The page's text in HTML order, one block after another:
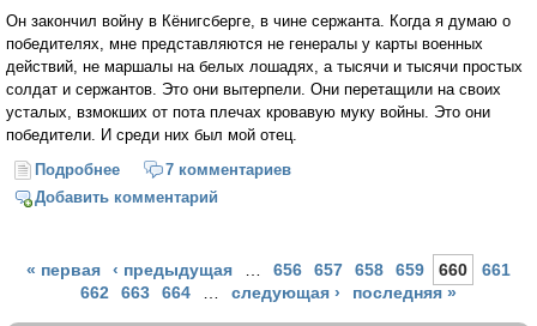
Он закончил войну в Кёнигсберге, в чине сержанта. Когда я думаю о
победителях, мне представляются не генералы у карты военных
действий, не маршалы на белых лошадях, а тысячи и тысячи простых
солдат и сержантов. Это они вытерпели. Они перетащили на своих
усталых, взмокших от пота плечах кровавую муку войны. Это они
победители. И среди них был мой отец.
Подробнее о Защитить победителей
7 комментариев
Добавить комментарий
Страницы
« первая ‹ предыдущая 656 657 658 659 660
661
662
663 664 следующая › последняя »